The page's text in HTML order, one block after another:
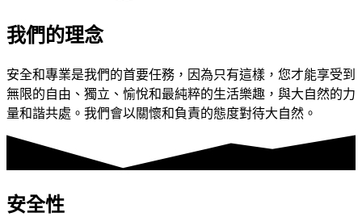
我們的理念
安全和專業是我們的首要任務，因為只有這樣，您才能享受到
無限的自由、獨立、愉悅和最純粹的生活樂趣，與大自然的力
量和諧共處。我們會以關懷和負責的態度對待大自然。
安全性